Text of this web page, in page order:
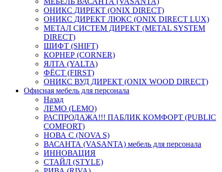
ОНИКС ДИРЕКТ (ONIX DIRECT)
ОНИКС ДИРЕКТ ЛЮКС (ONIX DIRECT LUX)
МЕТАЛ СИСТЕМ ДИРЕКТ (METAL SYSTEM
DIRECT)
ШИФТ (SHIFT)
КОРНЕР (CORNER)
ЯЛТА (YALTA)
ФЁСТ (FIRST)
ОНИКС ВУД ДИРЕКТ (ONIX WOOD DIRECT)
Офисная мебель для персонала
Назад
ЛЕМО (LEMO)
РАСПРОДАЖА!!! ПАБЛИК КОМФОРТ (PUBLIC
COMFORT)
НОВА С (NOVA S)
ВАСАНТА (VASANTA) мебель для персонала
ИННОВАЦИЯ
СТАЙЛ (STYLE)